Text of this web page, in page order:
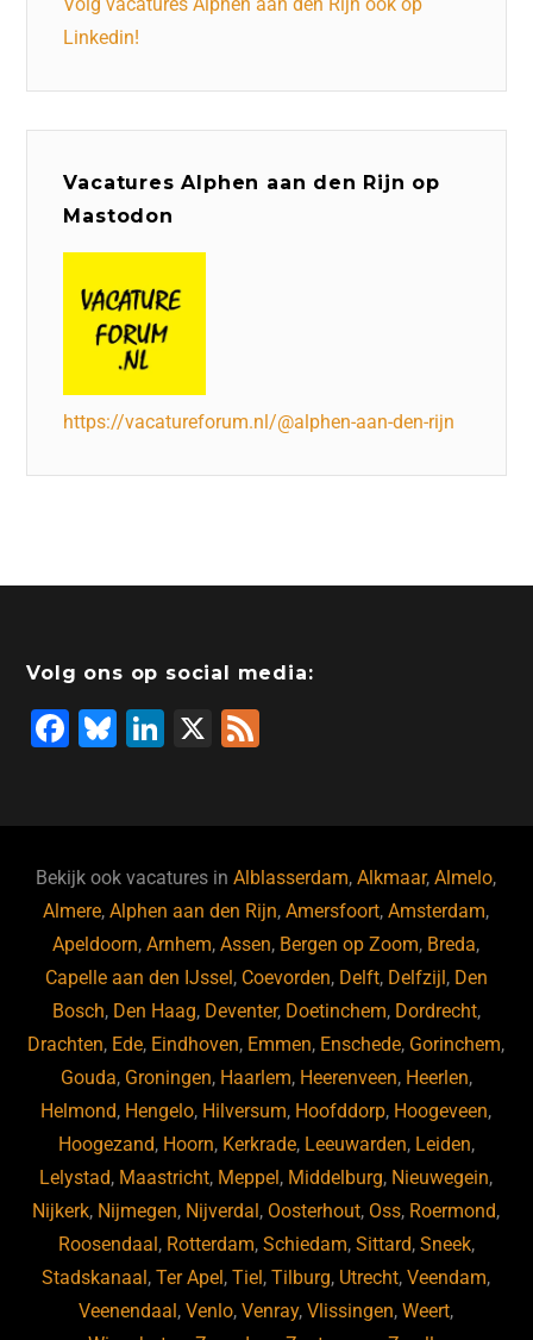
Linkedin!
Vacatures Alphen aan den Rijn op
Mastodon
https://vacatureforum.nl/@alphen-aan-den-rijn
Volg ons op social media:
F
b
o
o
k
Bl
ky
Li
dI
n
X
Bekijk ook vacatures inAlblasserdam,Alkmaar,Almelo,
Almere,Alphen aan den Rijn,Amersfoort,Amsterdam,
Apeldoorn,Arnhem,Assen, Bergen op Zoom, Breda,
Capelle aan den IJssel, Coevorden, Delft, Delfzijl, Den
Bosch, Den Haag, Deventer, Doetinchem, Dordrecht,
Drachten, Ede, Eindhoven, Emmen, Enschede, Gorinchem,
Gouda, Groningen, Haarlem, Heerenveen, Heerlen,
Helmond, Hengelo, Hilversum, Hoofddorp, Hoogeveen,
Hoogezand, Hoorn, Kerkrade, Leeuwarden, Leiden,
Lelystad, Maastricht, Meppel, Middelburg, Nieuwegein,
Nijkerk, Nijmegen, Nijverdal, Oosterhout, Oss, Roermond,
Roosendaal, Rotterdam, Schiedam, Sittard, Sneek,
Stadskanaal,Ter Apel,Tiel,Tilburg, Utrecht,Veendam,
Veenendaal,Venlo,Venray,Vlissingen,Weert,